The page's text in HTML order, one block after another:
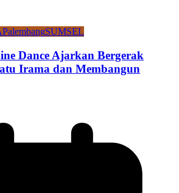
PalembangSUMSEL
Dance Ajarkan Bergerak
Irama dan Membangun